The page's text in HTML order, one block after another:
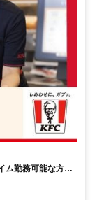
ム勤務可能な方大